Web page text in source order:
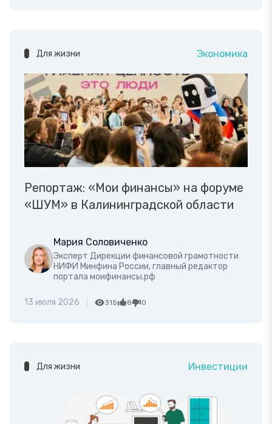
Для жизни Экономика
Репортаж: «Мои финансы» на форуме
«ШУМ» в Калининградской области
Мария Соловиченко
Эксперт Дирекции финансовой грамотности
НИФИ Минфина России, главный редактор
портала моифинансы.рф
13 июля 2026 315 8 0
Для жизни Инвестиции